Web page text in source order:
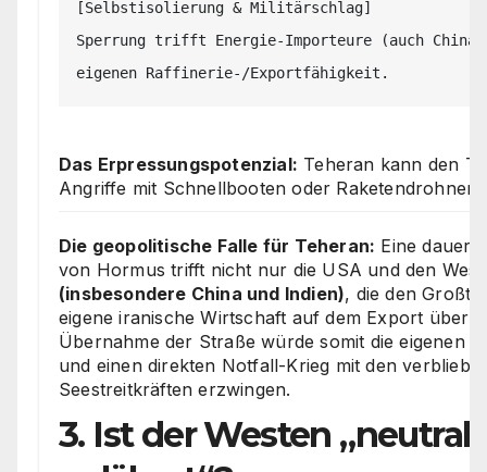
[Selbstisolierung & Militärschlag]
Sperrung trifft Energie-Importeure
Das Erpressungspotenzial: Teheran kann den
Angriffe mit Schnellbooten oder
Die geopolitische Falle für Teheran: Eine
von Hormus trifft nicht nur die USA und den
(insbesondere China und Indien), die den
eigene iranische Wirtschaft auf dem Export über
Übernahme der Straße würde somit die eigenen
und einen direkten Notfall-Krieg mit den
Seestreitkräften erzwingen.
3. Ist der Westen